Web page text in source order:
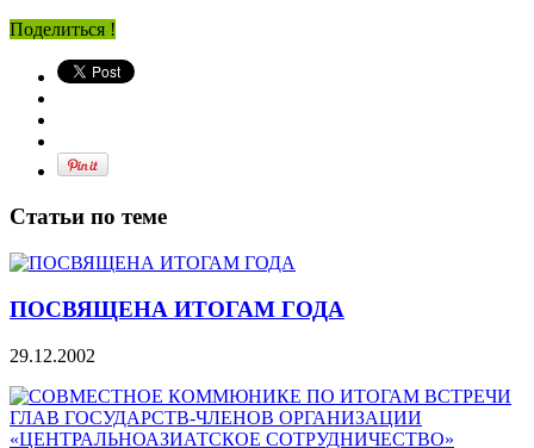
Поделиться !
Статьи по теме
ПОСВЯЩЕНА ИТОГАМ ГОДА
29.12.2002